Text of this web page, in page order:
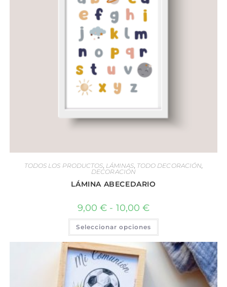
TODOS LOS PRODUCTOS LÁMINAS TODO DECORACIÓN
DECORACIÓN
LÁMINA ABECEDARIO
9,00€ - 10,00€
Seleccionar opciones